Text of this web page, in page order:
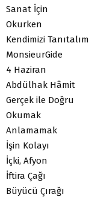
Sanat İçin
Okurken
Kendimizi Tanıtalım
MonsieurGide
4 Haziran
Abdülhak Hâmit
Gerçek ile Doğru
Okumak
Anlamamak
İşin Kolayı
İçki, Afyon
İftira Çağı
Büyücü Çırağı